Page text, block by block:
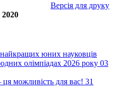
Версія для друку
найкращих юних науковців
олімпіадах 2026 року 03
можливість для вас! 31